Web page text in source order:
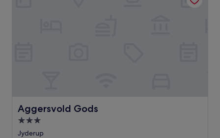
Aggersvold Gods
Aggersvold Gods
Hébergement
3.0 étoiles
Jyderup